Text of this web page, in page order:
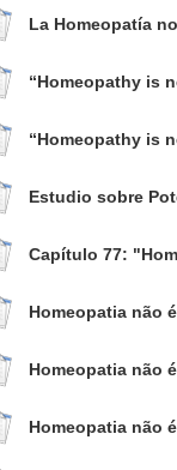
La Homeopatía
“Homeopathy is
“Homeopathy is
Estudio sobre
Capítulo 77:
Homeopatia não
Homeopatia não
Homeopatia não